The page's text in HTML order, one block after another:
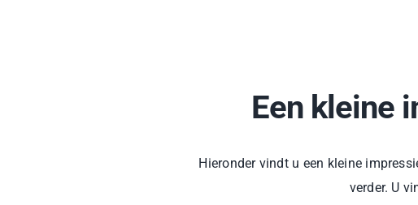
Een kleine
Hieronder vindt u een kleine
verder. U